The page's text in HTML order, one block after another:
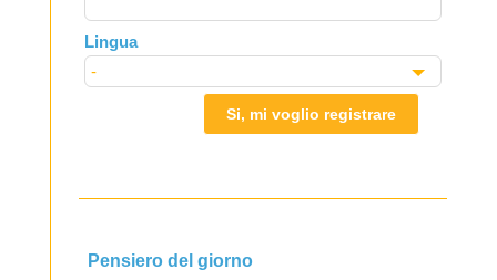
Lingua
Si, mi voglio registrare
Pensiero del giorno